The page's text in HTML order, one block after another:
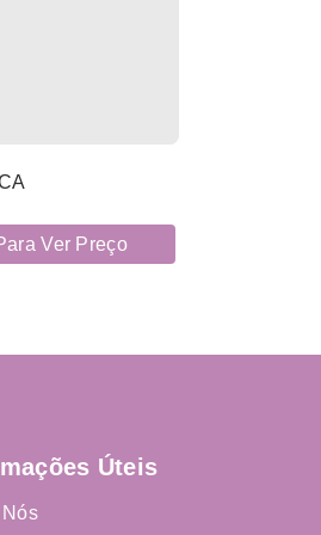
Ver Preço
Úteis